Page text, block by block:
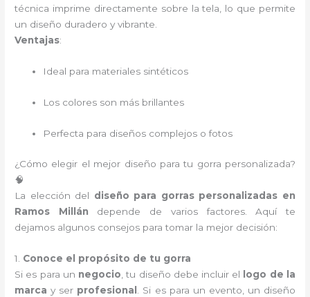
técnica imprime directamente sobre la tela, lo que permite
un diseño duradero y vibrante.
Ventajas:
Ideal para materiales sintéticos
Los colores son más brillantes
Perfecta para diseños complejos o fotos
¿Cómo elegir el mejor diseño para tu gorra personalizada?
🧠
La elección del diseño para gorras personalizadas en
Ramos Millán depende de varios factores. Aquí te
dejamos algunos consejos para tomar la mejor decisión:
1. Conoce el propósito de tu gorra
Si es para un negocio, tu diseño debe incluir el
logo de la
marca y ser profesional . Si es para un evento, un diseño